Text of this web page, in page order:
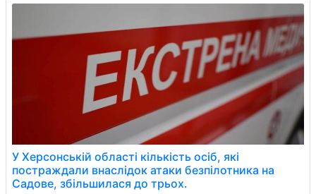
У Херсонській області кількість осіб, які
постраждали внаслідок атаки безпілотника на
Садове, збільшилася до трьох.